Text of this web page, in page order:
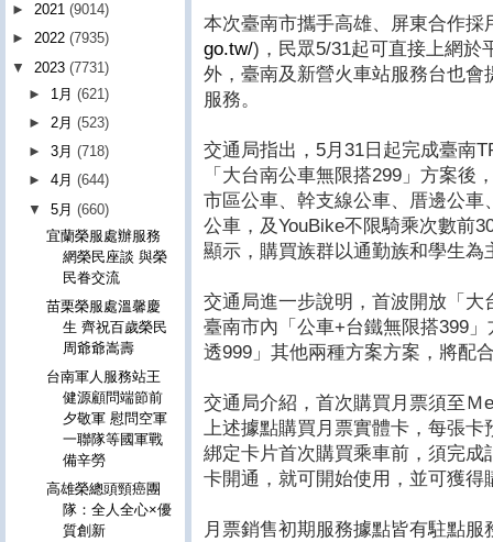
本次臺南市攜手高雄、屏東合作採
go.tw/)，民眾5/31起可直接上網於
外，臺南及新營火車站服務台也
服務。
交通局指出，5月31日起完成臺南
「大台南公車無限搭299」方案後
市區公車、幹支線公車、厝邊公
公車，及YouBike不限騎乘次數前
顯示，購買族群以通勤族和學生
交通局進一步說明，首波開放「
臺南市內「公車+台鐵無限搭399
透999」其他兩種方案方案，將配
交通局介紹，首次購買月票須至
上述據點購買月票實體卡，每張
綁定卡片首次購買乘車前，須完
卡開通，就可開始使用，並可獲得
月票銷售初期服務據點皆有駐點
► 2021 (9014)
► 2022 (7935)
▼ 2023 (7731)
► 1月(621)
► 2月(523)
►3月(718)
►4月(644)
▼5月(660)
宜蘭榮服處辦服務
網榮民座談 與榮
民眷交流
苗栗榮服處溫馨慶
生 齊祝百歲榮民
周爺爺嵩壽
台南軍人服務站王
健源顧問端節前
夕敬軍 慰問空軍
一聯隊等國軍戰
備辛勞
高雄榮總頭頸癌團
隊：全人全心×優
質創新